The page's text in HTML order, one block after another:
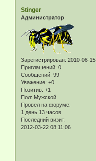
Stinger
Администратор
Зарегистрирован: 2010-06-15
Приглашений: 0
Сообщений: 99
Уважение: +0
Позитив: +1
Пол: Мужской
Провел на форуме:
1 день 13 часов
Последний визит:
2012-03-22 08:11:06